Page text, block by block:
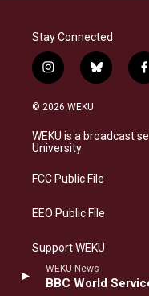
WEKU News
BBC World
Stay Connected
i
n
s
a
g
a
b
l
s
k
f
© 2026 WEKU
WEKU is a broadcast
University
FCC Public File
EEO Public File
Support WEKU
Contact Us